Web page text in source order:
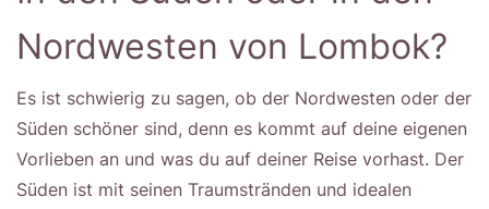
Nordwesten von Lombok?
Es ist schwierig zu sagen, ob der Nordwesten oder der
Süden schöner sind, denn es kommt auf deine eigenen
Vorlieben an und was du auf deiner Reise vorhast. Der
Süden ist mit seinen Traumstränden und idealen